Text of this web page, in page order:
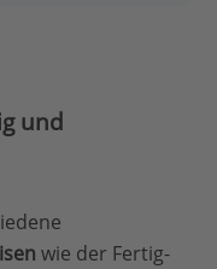
und
wie der Fertig-